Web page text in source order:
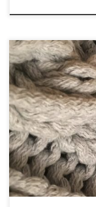
Sznurek bawełniany
utrzymuje kształt
on nie lubi – jedno
kilkukrotnie zmienia
dla MŁA
– przy